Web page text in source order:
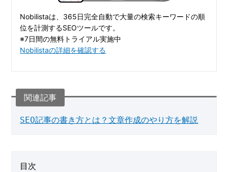
Nobilistaは、365日完全自動で大量の検索キーワードの順
位を計測するSEOツールです。
※7日間の無料トライアル実施中
Nobilistaの詳細を確認する
SEO記事の書き方とは？文章作成のやり方を解説
目次